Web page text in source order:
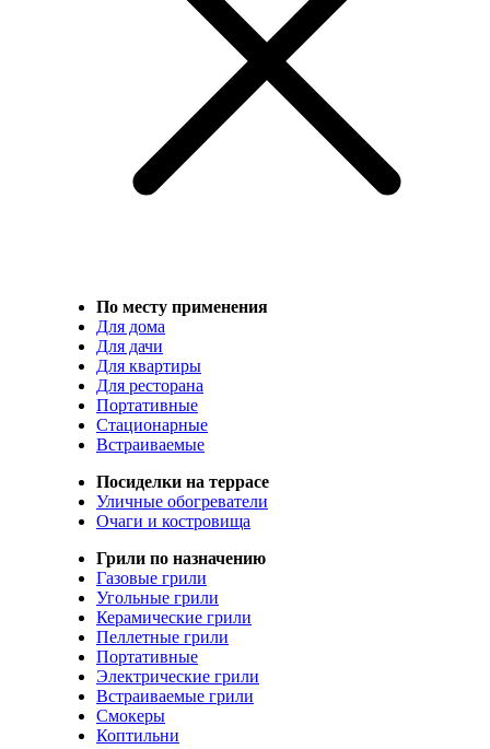
По месту применения
Для дома
Для дачи
Для квартиры
Для ресторана
Портативные
Стационарные
Встраиваемые
Посиделки на террасе
Уличные обогреватели
Очаги и костровища
Грили по назначению
Газовые грили
Угольные грили
Керамические грили
Пеллетные грили
Портативные
Электрические грили
Встраиваемые грили
Смокеры
Коптильни